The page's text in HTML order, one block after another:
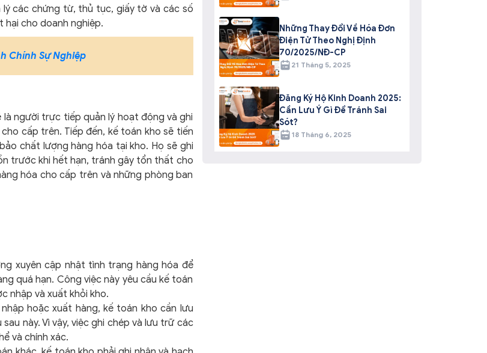
lý các chứng từ, thủ tục, giấy tờ và các số
hại cho doanh nghiệp.
Chính Sự Nghiệp
người trực tiếp quản lý hoạt động và ghi
cấp trên. Tiếp đến, kế toán kho sẽ tiến
chất lượng hàng hóa tại kho. Họ sẽ ghi
trước khi hết hạn, tránh gây tổn thất cho
hóa cho cấp trên và những phòng ban
xuyên cập nhật tình trạng hàng hóa để
quá hạn. Công việc này yêu cầu kế toán
nhập và xuất khỏi kho.
hoặc xuất hàng, kế toán kho cần lưu
này. Vì vậy, việc ghi chép và lưu trữ các
và chính xác.
Những Thay Đổi Về Hóa Đơn
Điện Tử Theo Nghị Định
70/2025/NĐ-CP
21 Tháng 5, 2025
Đăng Ký Hộ Kinh Doanh 2025:
Cần Lưu Ý Gì Để Tránh Sai
Sót?
18 Tháng 6, 2025